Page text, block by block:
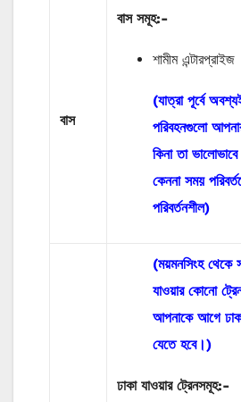
বাস
বাস সমূহ:-
শামীম এন্টারপ্রাইজ
(যাত্রা পূর্বে
পরিবহনগুলো
কিনা তা
কেননা সময়
পরিবর্তনশীল)
(ময়মনসিংহ থেকে
যাওয়ার কোনো
আপনাকে আগে
যেতে হবে।)
ঢাকা যাওয়ার ট্রেনসমূহ:-